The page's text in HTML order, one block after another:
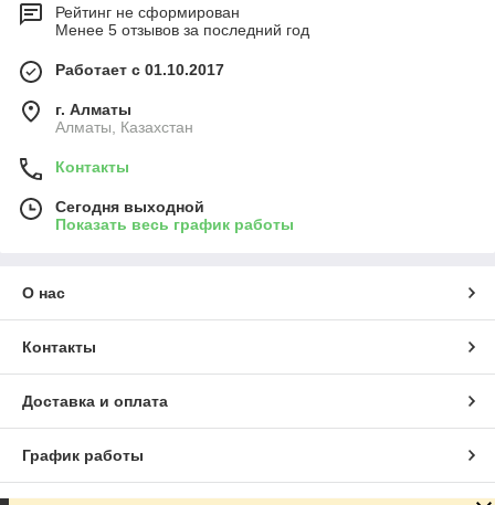
Рейтинг не сформирован
Менее 5 отзывов за последний год
Работает с 01.10.2017
г. Алматы
Алматы, Казахстан
Контакты
Сегодня выходной
Показать весь график работы
О нас
Контакты
Доставка и оплата
График работы